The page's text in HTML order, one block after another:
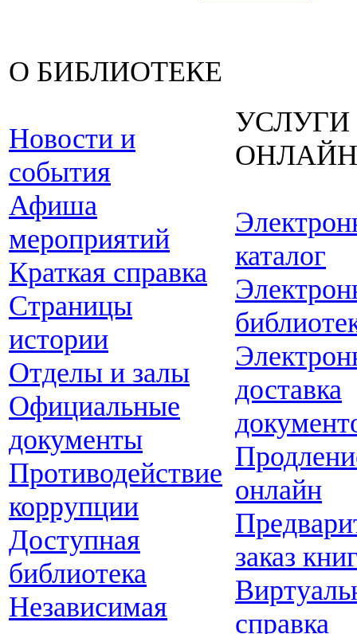
О БИБЛИОТЕКЕ
Новости и
события
Афиша
мероприятий
Краткая справка
Страницы
истории
Отделы и залы
Официальные
документы
Противодействие
коррупции
Доступная
библиотека
Независимая
УСЛУГИ
ОНЛАЙН
каталог
доставка
онлайн
заказ
справка